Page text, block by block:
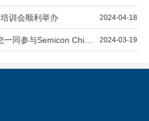
训会顺利举办 2024-04-18
2024-03-19